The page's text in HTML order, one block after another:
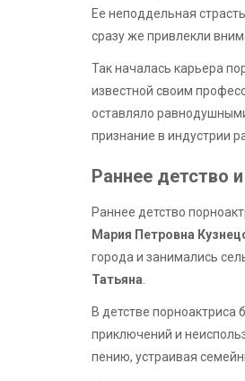
Ее неподдельная
сразу же привлекли
Так началась карьера
известной своим
оставляло
признание в индустрии
Раннее детство
Раннее детство
Мария Петровна
города и занимались
Татьяна
В детстве
приключений и
пению, устраивая